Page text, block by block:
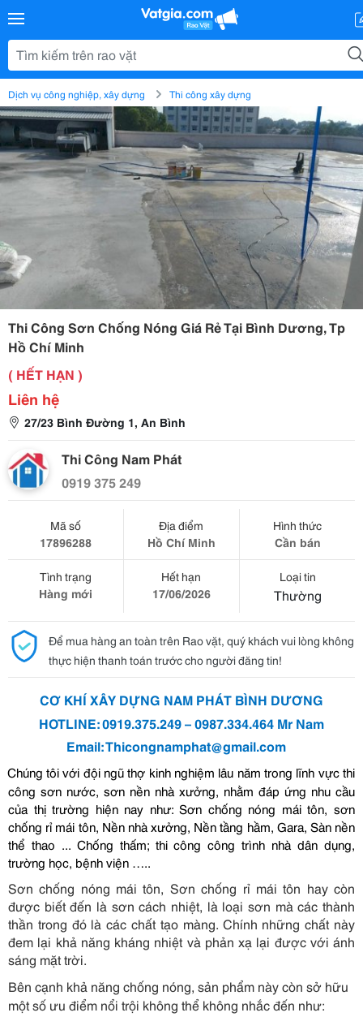
Dịch vụ công nghiệp, xây dựng Thi công xây dựng
Thi Công Sơn Chống Nóng Giá Rẻ Tại Bình Dương, Tp
Hồ Chí Minh
( HẾT HẠN )
Liên hệ
27/23 Bình Đường 1, An Bình
Thi Công Nam Phát
0919 375 249
Mã số
17896288
Địa điểm
Hồ Chí Minh
Hình thức
Cần bán
Tình trạng
Hàng mới
Hết hạn
17/06/2026
Loại tin
Thường
Để mua hàng an toàn trên Rao vặt, quý khách vui lòng không
thực hiện thanh toán trước cho người đăng tin!
CƠ KHÍ XÂY DỰNG NAM PHÁT BÌNH DƯƠNG
HOTLINE: 0919.375.249 – 0987.334.464 Mr Nam
Email:Thicongnamphat@gmail.com
Chúng tôi với đội ngũ thợ kinh nghiệm lâu năm trong lĩnh vực thi
công sơn nước, sơn nền nhà xưởng, nhằm đáp ứng nhu cầu
của thị trường hiện nay như: Sơn chống nóng mái tôn, sơn
chống rỉ mái tôn, Nền nhà xưởng, Nền tầng hầm, Gara, Sàn nền
thể thao ... Chống thấm; thi công công trình nhà dân dụng,
trường học, bệnh viện …..
Sơn chống nóng mái tôn, Sơn chống rỉ mái tôn hay còn
được biết đến là sơn cách nhiệt, là loại sơn mà các thành
thần trong đó là các chất tạo màng. Chính những chất này
đem lại khả năng kháng nhiệt và phản xạ lại được với ánh
sáng mặt trời.
Bên cạnh khả năng chống nóng, sản phẩm này còn sở hữu
một số ưu điểm nổi trội không thể không nhắc đến như: